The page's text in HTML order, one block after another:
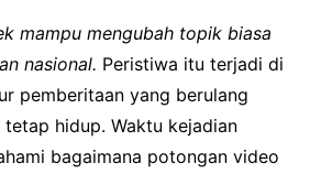
mampu mengubah topik biasa
nasional. Peristiwa itu terjadi di
pemberitaan yang berulang
hidup. Waktu kejadian
bagaimana potongan video